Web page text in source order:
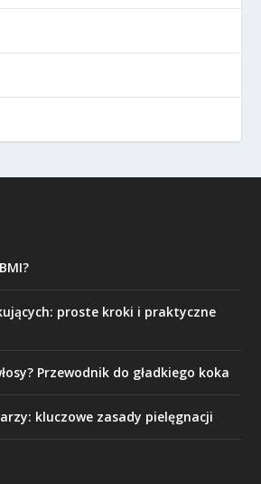
proste kroki i praktyczne
Przewodnik do gładkiego koka
kluczowe zasady pielęgnacji